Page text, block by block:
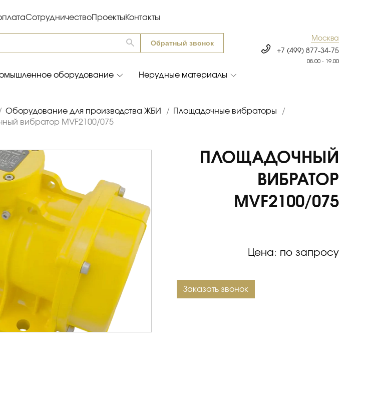
СотрудничествоПроектыКонтакты
Обратный звонок
Москва
+7 (499) 877-34-75
08.00 - 19.00
оборудование Нерудные материалы
Оборудование для производства ЖБИ / Площадочные вибраторы
/
вибратор MVF2100/075
ПЛОЩАДОЧНЫЙ
ВИБРАТОР
MVF2100/075
Цена: по запросу
Заказать звонок